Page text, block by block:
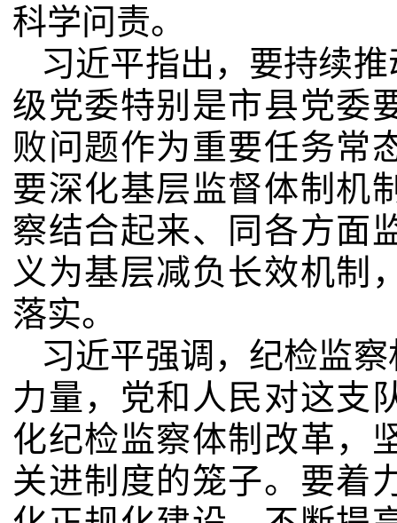
科学问责。
习近平指出，要持续
级党委特别是市县党委
败问题作为重要任务常
要深化基层监督体制机
察结合起来、同各方面
义为基层减负长效机制
落实。
习近平强调，纪检监
力量，党和人民对这支
化纪检监察体制改革，
关进制度的笼子。要着